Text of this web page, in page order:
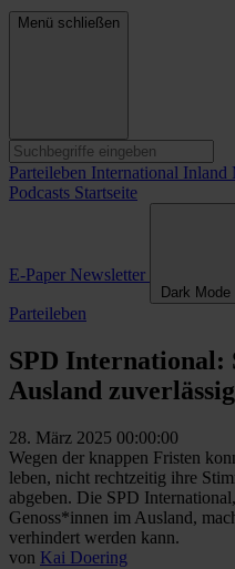
Menü schließen
Parteileben International Inland
Podcasts Startseite
E-Paper Newsletter
Dark Mode
Parteileben
SPD International:
Ausland
28. März 2025 00:00:00
Wegen der knappen Fristen
leben, nicht rechtzeitig ihre
abgeben. Die SPD
Genoss*innen im Ausland,
verhindert werden kann.
von Kai Doering